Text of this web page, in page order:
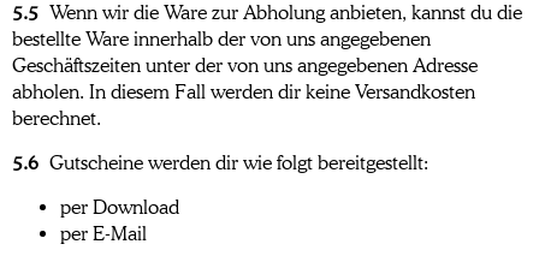
5.5 Wenn wir die Ware zur Abholung anbieten, kannst du die
bestellte Ware innerhalb der von uns angegebenen
Geschäftszeiten unter der von uns angegebenen Adresse
abholen. In diesem Fall werden dir keine Versandkosten
berechnet.
5.6 Gutscheine werden dir wie folgt bereitgestellt:
per Download
per E-Mail